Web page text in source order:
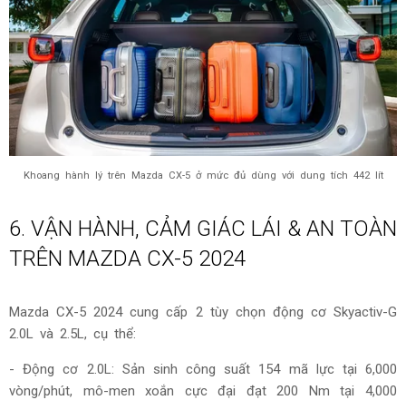
Khoang hành lý trên Mazda CX-5 ở mức đủ dùng với dung tích 442 lít
6. VẬN HÀNH, CẢM GIÁC LÁI & AN TOÀN
TRÊN MAZDA CX-5 2024
Mazda CX-5 2024 cung cấp 2 tùy chọn động cơ Skyactiv-G
2.0L và 2.5L, cụ thể:
- Động cơ 2.0L: Sản sinh công suất 154 mã lực tại 6,000
vòng/phút, mô-men xoắn cực đại đạt 200 Nm tại 4,000